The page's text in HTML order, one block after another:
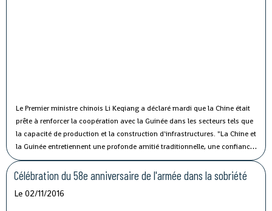
Le Premier ministre chinois Li Keqiang a déclaré mardi que la Chine était
prête à renforcer la coopération avec la Guinée dans les secteurs tels que
la capacité de production et la construction d'infrastructures. "La Chine et
la Guinée entretiennent une profonde amitié traditionnelle, une confiance
politique solide et une coopération fructueuse", a affirmé M. Li lors de sa
rencontre avec le président guinéen Alpha Condé à Beijing.
Célébration du 58e anniversaire de l'armée dans la sobriété
Le 02/11/2016